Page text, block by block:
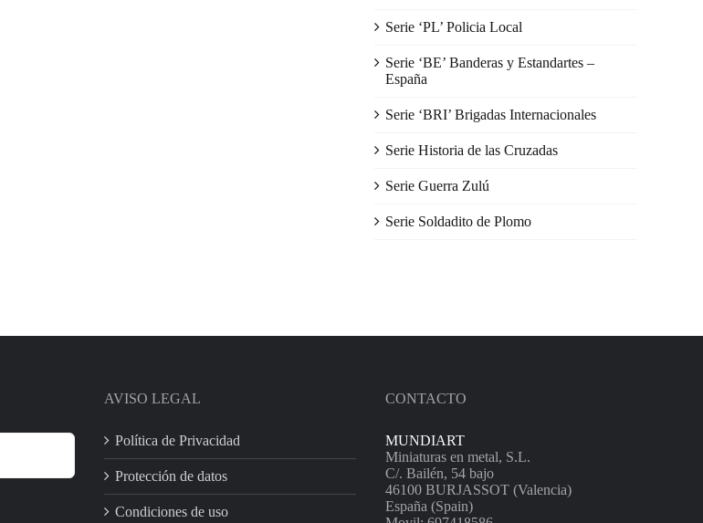
Serie ‘PL’ Policia Local
Serie ‘BE’ Banderas y Estandartes –
España
Serie ‘BRI’ Brigadas Internacionales
Serie Historia de las Cruzadas
Serie Guerra Zulú
Serie Soldadito de Plomo
AVISO LEGAL
Política de Privacidad
Protección de datos
Condiciones de uso
CONTACTO
MUNDIART
Miniaturas en metal, S.L.
C/. Bailén, 54 bajo
46100 BURJASSOT (Valencia)
España (Spain)